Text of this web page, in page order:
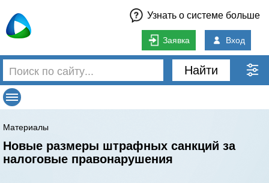
Узнать о системе больше
Заявка Вход
Найти
Материалы
Новые размеры штрафных санкций за
налоговые правонарушения